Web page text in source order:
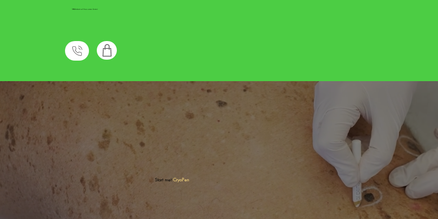
10%Rabatt auf Ihren ersten Termin!
Start met CryoPen